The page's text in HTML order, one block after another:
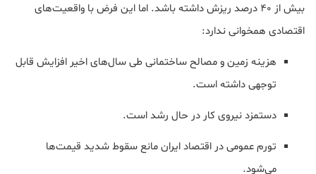
بیش از ۴۰ درصد ریزش داشته باشد. اما این فرض با واقعیت‌های
اقتصادی همخوانی ندارد:
هزینه زمین و مصالح ساختمانی طی سال‌های اخیر افزایش قابل
توجهی داشته است.
دستمزد نیروی کار در حال رشد است.
تورم عمومی در اقتصاد ایران مانع سقوط شدید قیمت‌ها
می‌شود.